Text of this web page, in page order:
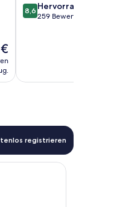
8.6
von
8,6 Hervorragend
259 Bewertungen
registrieren